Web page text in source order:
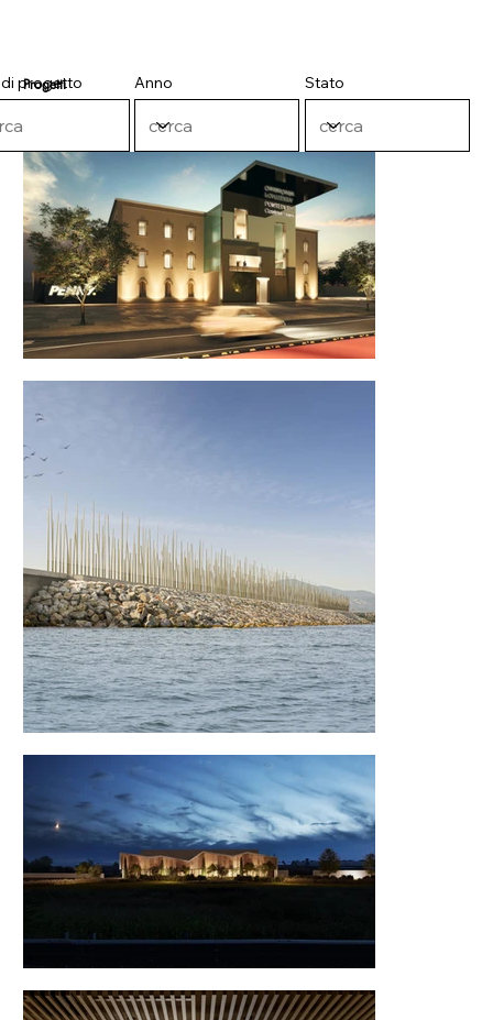
Progetti
progetto Anno Stato